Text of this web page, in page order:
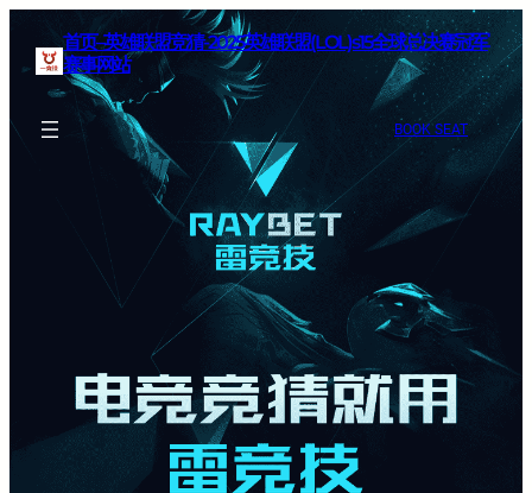
首页–英雄联盟竞猜-2025英雄联盟(LOL)s15全球总决赛冠军
赛事网站
BOOK SEAT